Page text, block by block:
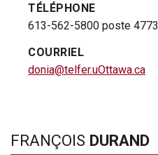
TÉLÉPHONE
613-562-5800 poste 4773
COURRIEL
donia@telfer.uOttawa.ca
FRANÇOIS DURAND